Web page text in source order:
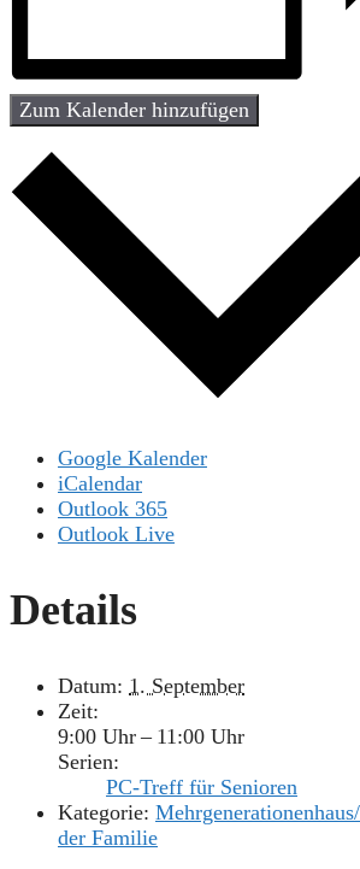
Zum Kalender hinzufügen
Google Kalender
iCalendar
Outlook 365
Outlook Live
Details
Datum: 1. September
Zeit:
9:00 Uhr – 11:00 Uhr
Serien:
PC-Treff für Senioren
Kategorie:
der Familie